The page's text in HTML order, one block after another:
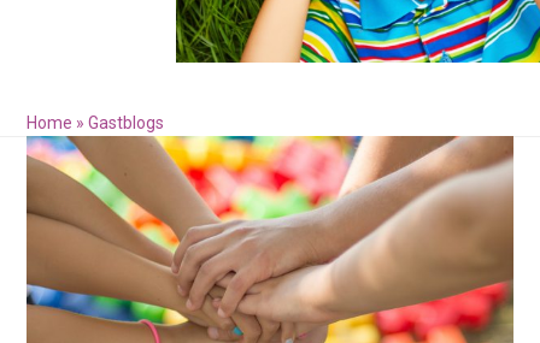
Home »Gastblogs